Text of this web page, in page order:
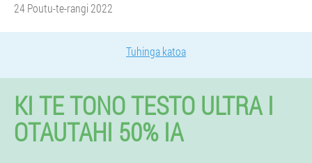
24 Poutu-te-rangi 2022
Tuhinga katoa
KI TE TONO TESTO ULTRA I
OTAUTAHI 50% IA